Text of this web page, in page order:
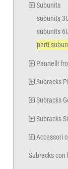
Subunits
subunits
subunits
parti
Pannelli
Subracks
Subracks
Subracks
Accessori
Subracks con